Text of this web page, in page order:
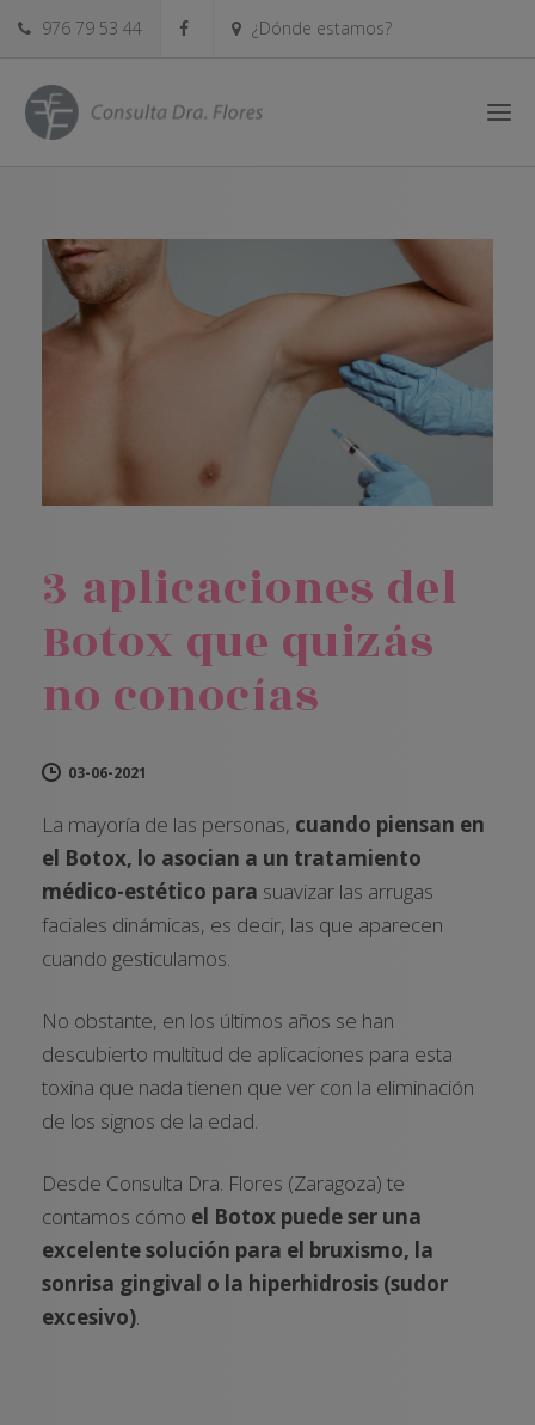
976 79 53 44 ¿Dónde estamos?
3 aplicaciones del
Botox que quizás
no conocías
03-06-2021
La mayoría de las personas, cuando piensan en
el Botox, lo asocian a un tratamiento
médico-estético para suavizar las arrugas
faciales dinámicas, es decir, las que aparecen
cuando gesticulamos.
No obstante, en los últimos años se han
descubierto multitud de aplicaciones para esta
toxina que nada tienen que ver con la eliminación
de los signos de la edad.
Desde Consulta Dra. Flores (Zaragoza) te
contamos cómo el Botox puede ser una
excelente solución para el bruxismo, la
sonrisa gingival o la hiperhidrosis (sudor
excesivo).